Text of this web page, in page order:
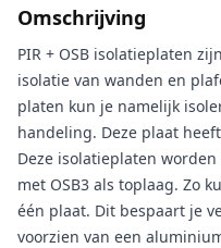
Omschrijving
PIR + OSB isolatieplaten
isolatie van wanden en
platen kun je namelijk
handeling. Deze plaat
Deze isolatieplaten
met OSB3 als toplaag. Zo
één plaat. Dit bespaart je
voorzien van een